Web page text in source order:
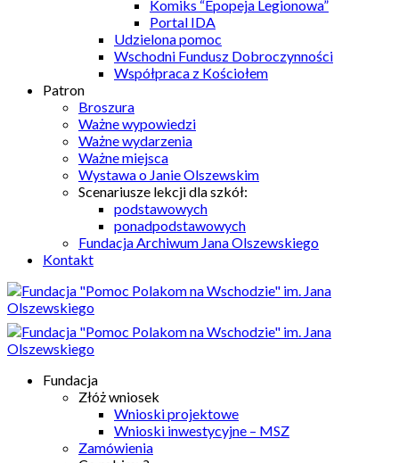
Komiks “Epopeja Legionowa”
Portal IDA
Udzielona pomoc
Wschodni Fundusz Dobroczynności
Współpraca z Kościołem
Patron
Broszura
Ważne wypowiedzi
Ważne wydarzenia
Ważne miejsca
Wystawa o Janie Olszewskim
Scenariusze lekcji dla szkół:
podstawowych
ponadpodstawowych
Fundacja Archiwum Jana Olszewskiego
Kontakt
Fundacja
Złóż wniosek
Wnioski projektowe
Wnioski inwestycyjne – MSZ
Zamówienia